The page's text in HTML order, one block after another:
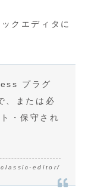
クエディタに
プラグ
、または必
・保守され
editor/